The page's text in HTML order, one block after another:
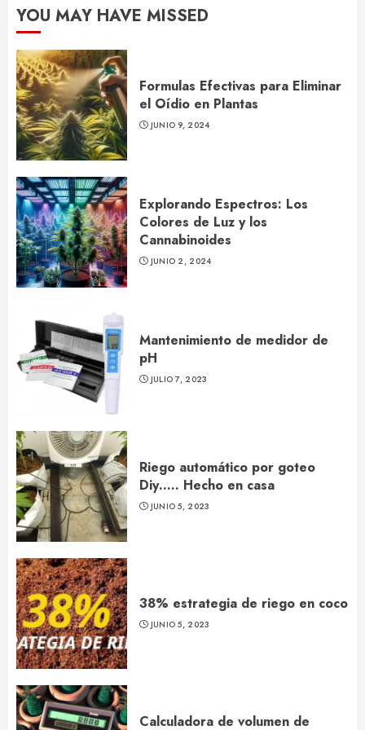
YOU MAY HAVE MISSED
Formulas Efectivas para Eliminar
el Oídio en Plantas
JUNIO 9, 2024
Explorando Espectros: Los
Colores de Luz y los
Cannabinoides
JUNIO 2, 2024
Mantenimiento de medidor de
pH
JULIO 7, 2023
Riego automático por goteo
Diy….. Hecho en casa
JUNIO 5, 2023
38% estrategia de riego en coco
JUNIO 5, 2023
Calculadora de volumen de